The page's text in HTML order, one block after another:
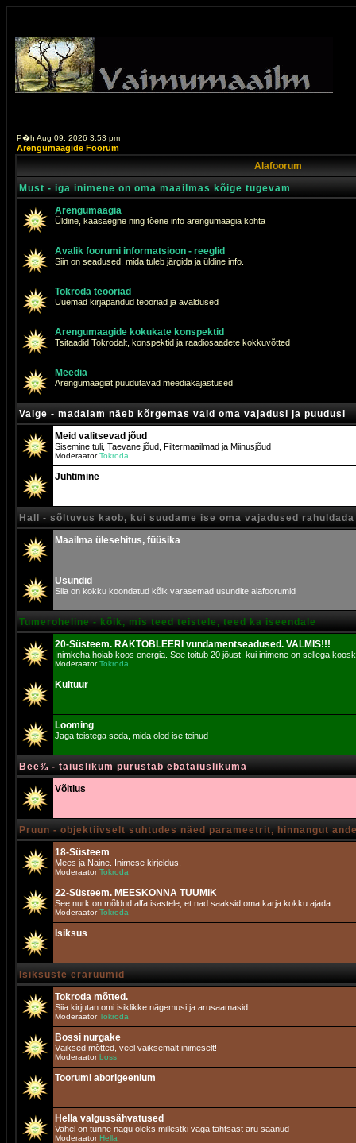
P�h Aug 09, 2026 3:53 pm
Arengumaagide Foorum
Alafoorum
Must - iga inimene on oma maailmas kõige tugevam
Arengumaagia
Üldine, kaasaegne ning tõene info arengumaagia kohta
Avalik foorumi informatsioon - reeglid
Siin on seadused, mida tuleb järgida ja üldine info.
Tokroda teooriad
Uuemad kirjapandud teooriad ja avaldused
Arengumaagide kokukate konspektid
Tsitaadid Tokrodalt, konspektid ja raadiosaadete kokkuvõtted
Meedia
Arengumaagiat puudutavad meediakajastused
Valge - madalam näeb kõrgemas vaid oma vajadusi ja puudusi
Meid valitsevad jõud
Sisemine tuli, Taevane jõud, Filtermaailmad ja Miinusjõud
ModeraatorTokroda
Juhtimine
Hall - sõltuvus kaob, kui suudame ise oma vajadused rahuldada
Maailma ülesehitus, füüsika
Usundid
Siia on kokku koondatud kõik varasemad usundite alafoorumid
Tumeroheline - kõik, mis teed teistele, teed ka iseendale
20-Süsteem. RAKTOBLEERI vundamentseadused. VALMIS!!!
Inimkeha hoiab koos energia. See toitub 20 jõust, kui inimene on sellega
ModeraatorTokroda
Kultuur
Looming
Jaga teistega seda, mida oled ise teinud
Bee¾ - täiuslikum purustab ebatäiuslikuma
Võitlus
Pruun - objektiivselt suhtudes näed parameetrit, hinnangut
18-Süsteem
Mees ja Naine. Inimese kirjeldus.
ModeraatorTokroda
22-Süsteem. MEESKONNA TUUMIK
See nurk on mõldud alfa isastele, et nad saaksid oma karja kokku ajada
ModeraatorTokroda
Isiksus
Isiksuste eraruumid
Tokroda mõtted.
Siia kirjutan omi isiklikke nägemusi ja arusaamasid.
ModeraatorTokroda
Bossi nurgake
Väiksed mõtted, veel väiksemalt inimeselt!
Moderaatorboss
Toorumi aborigeenium
Hella valgussähvatused
Vahel on tunne nagu oleks millestki väga tähtsast aru saanud
Moderaator Hella